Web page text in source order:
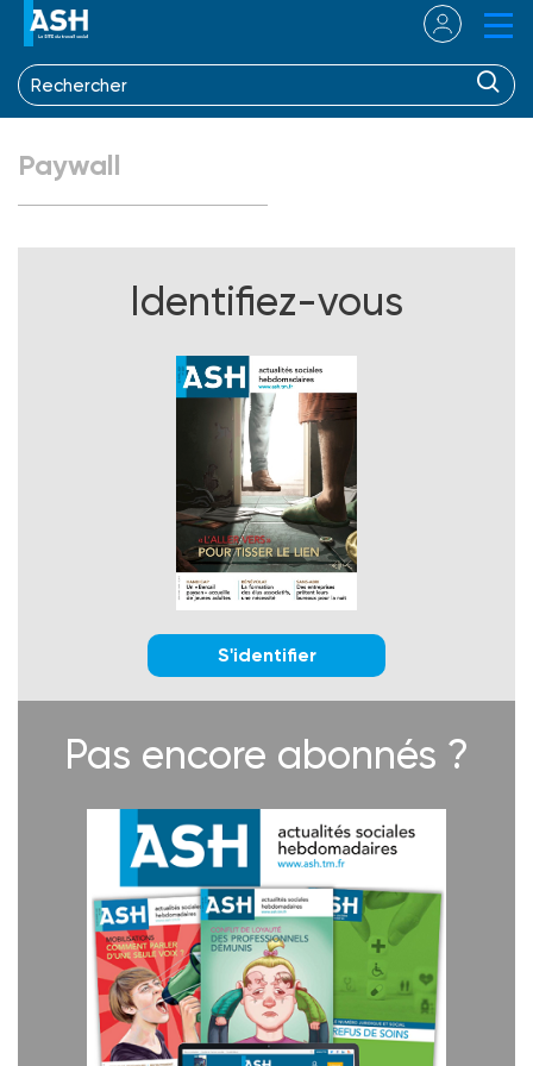
Paywall
Identifiez-vous
S'identifier
Pas encore abonnés ?